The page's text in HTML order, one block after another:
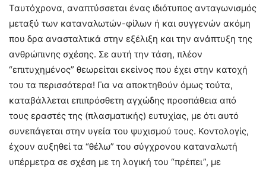
Ταυτόχρονα, αναπτύσσεται ένας ιδιότυπος ανταγωνισμός
μεταξύ των καταναλωτών-φίλων ή και συγγενών ακόμη
που δρα ανασταλτικά στην εξέλιξη και την ανάπτυξη της
ανθρώπινης σχέσης. Σε αυτή την τάση, πλέον
“επιτυχημένος” θεωρείται εκείνος που έχει στην κατοχή
του τα περισσότερα! Για να αποκτηθούν όμως τούτα,
καταβάλλεται επιπρόσθετη αγχώδης προσπάθεια από
τους εραστές της (πλασματικής) ευτυχίας, με ότι αυτό
συνεπάγεται στην υγεία του ψυχισμού τους. Κοντολογίς,
έχουν αυξηθεί τα “θέλω” του σύγχρονου καταναλωτή
υπέρμετρα σε σχέση με τη λογική του “πρέπει”, με